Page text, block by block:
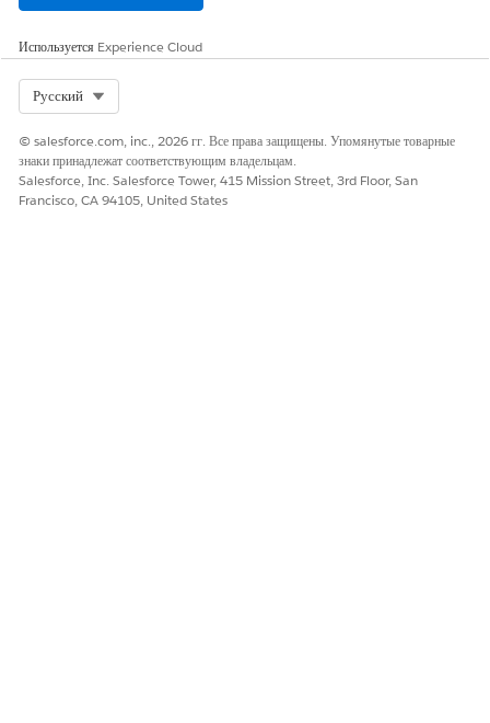
Используется Experience Cloud
Русский
© salesforce.com, inc., 2026 гг. Все права защищены. Упомянутые товарные
знаки принадлежат соответствующим владельцам.
Salesforce, Inc. Salesforce Tower, 415 Mission Street, 3rd Floor, San
Francisco, CA 94105, United States